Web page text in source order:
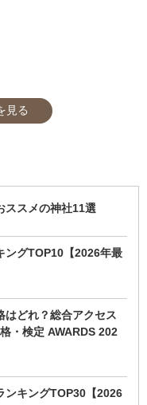
見る
ススメの神社11選
ングTOP10【2026年最
はどれ？総合アクセス
・検定 AWARDS 202
ンキングTOP30【2026